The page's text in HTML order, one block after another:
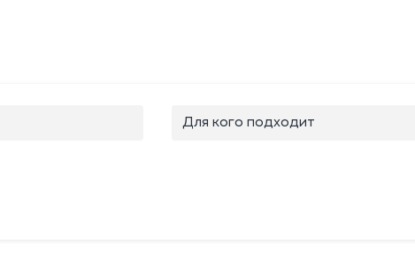
Для кого подходит